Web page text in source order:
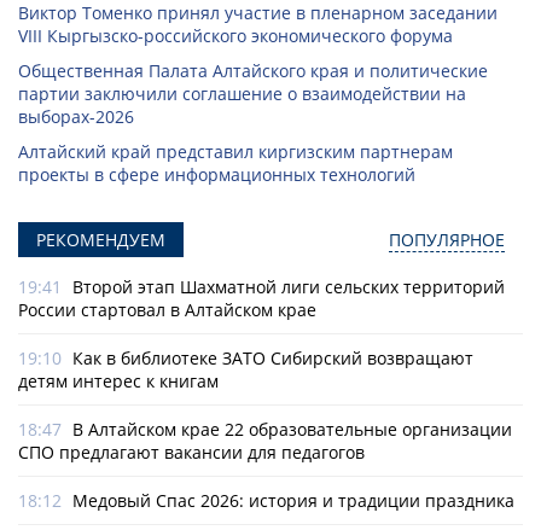
Виктор Томенко принял участие в пленарном заседании
VIII Кыргызско-российского экономического форума
Общественная Палата Алтайского края и политические
партии заключили соглашение о взаимодействии на
выборах-2026
Алтайский край представил киргизским партнерам
проекты в сфере информационных технологий
РЕКОМЕНДУЕМ ПОПУЛЯРНОЕ
19:41
Второй этап Шахматной лиги сельских территорий
России стартовал в Алтайском крае
19:10 Как в библиотеке ЗАТО Сибирский возвращают
детям интерес к книгам
18:47 В Алтайском крае 22 образовательные организации
СПО предлагают вакансии для педагогов
18:12 Медовый Спас 2026: история и традиции праздника